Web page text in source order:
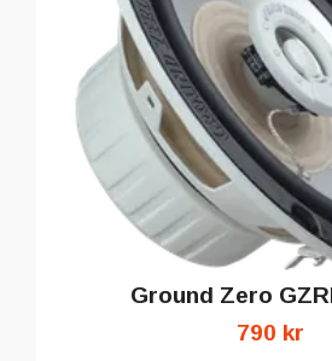
Ground Zero
790 kr